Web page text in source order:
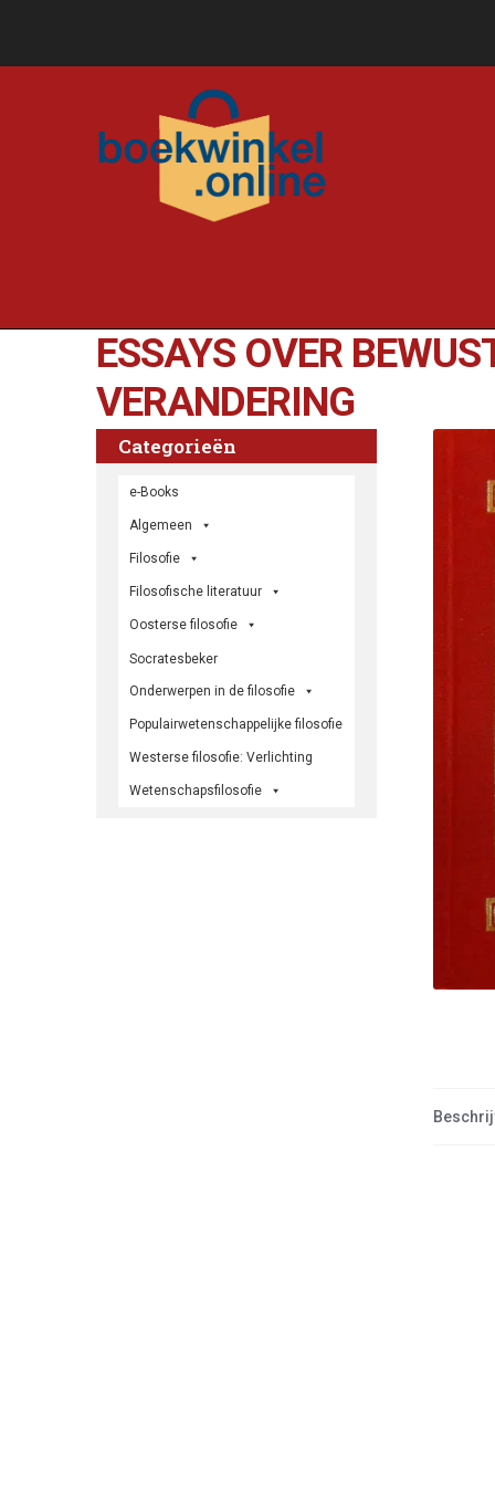
ESSAYS OVER
VERANDERING
Categorieën
e-Books
Algemeen
Filosofie
Filosofische literatuur
Oosterse filosofie
Socratesbeker
Onderwerpen in de filosofie
Populairwetenschappelijke filosofie
Westerse filosofie: Verlichting
Wetenschapsfilosofie